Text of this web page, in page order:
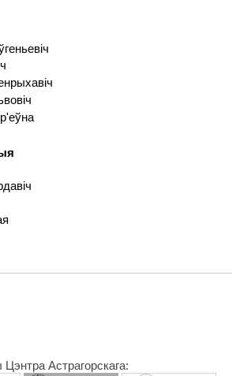
Астрагорскага: